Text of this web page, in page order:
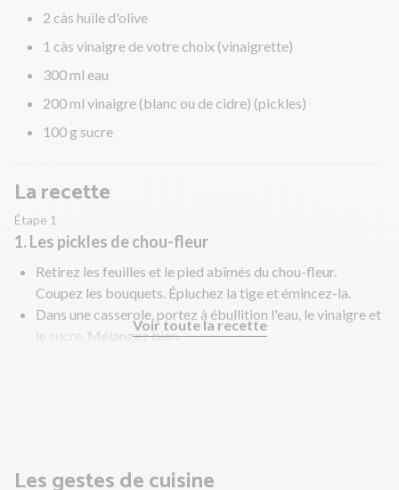
2 càs huile d'olive
1 càs vinaigre de votre choix (vinaigrette)
300 ml eau
200 ml vinaigre (blanc ou de cidre) (pickles)
100 g sucre
La recette
Étape 1
1. Les pickles de chou-fleur
Retirez les feuilles et le pied abîmés du chou-fleur.
Coupez les bouquets. Épluchez la tige et émincez-la.
Dans une casserole, portez à ébullition l'eau, le vinaigre et
le sucre. Mélangez bien.
Voir toute la recette
Les gestes de cuisine